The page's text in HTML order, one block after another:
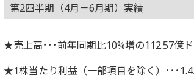
第2四半期（4月－6月期）実績
★売上高･･･前年同期比10%増の112.57億
★1株当たり利益（一部項目を除く）･･･